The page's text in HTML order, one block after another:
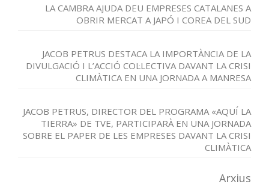
LA CAMBRA AJUDA DEU EMPRESES CATALANES A
OBRIR MERCAT A JAPÓ I COREA DEL SUD
JACOB PETRUS DESTACA LA IMPORTÀNCIA DE LA
DIVULGACIÓ I L’ACCIÓ COL·LECTIVA DAVANT LA CRISI
CLIMÀTICA EN UNA JORNADA A MANRESA
JACOB PETRUS, DIRECTOR DEL PROGRAMA «AQUÍ LA
TIERRA» DE TVE, PARTICIPARÀ EN UNA JORNADA
SOBRE EL PAPER DE LES EMPRESES DAVANT LA CRISI
CLIMÀTICA
Arxius